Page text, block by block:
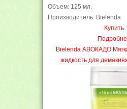
Объем: 125 мл.
Производитель: Bielenda
Купить
Bielenda АВОКАДО
жидкость для